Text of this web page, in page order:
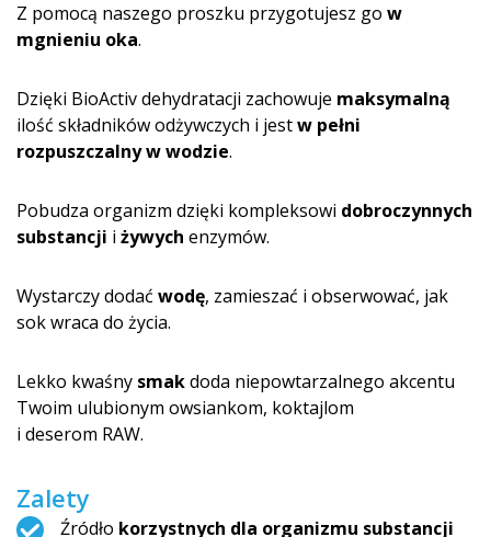
Z pomocą naszego proszku przygotujesz go w
mgnieniu oka.
Dzięki BioActiv dehydratacji zachowuje maksymalną
ilość składników odżywczych i jestw pełni
rozpuszczalny w wodzie.
Pobudza organizm dzięki kompleksowi dobroczynnych
substancji i żywych enzymów.
Wystarczy dodać wodę, zamieszać i obserwować, jak
sok wraca do życia.
Lekko kwaśny smakdoda niepowtarzalnego akcentu
Twoim ulubionym owsiankom, koktajlom
i deserom RAW.
Zalety
Źródło korzystnych dla organizmu substancji